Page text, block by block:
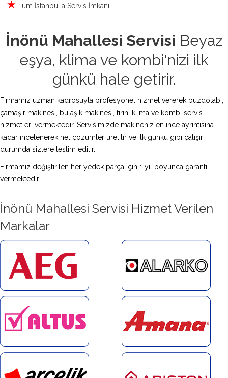
Tüm İstanbul'a Servis İmkanı
İnönü Mahallesi Servisi Beyaz
eşya, klima ve kombi'nizi ilk
günkü hale getirir.
Firmamız uzman kadrosuyla profesyonel hizmet vererek buzdolabı,
çamaşır makinesi, bulaşık makinesi, fırın, klima ve kombi servis
hizmetleri vermektedir. Servisimizde makineniz en ince ayrıntısına
kadar incelenerek net çözümler üretilir ve ilk günkü gibi çalışır
durumda sizlere teslim edilir.
Firmamız değiştirilen her yedek parça için 1 yıl boyunca garanti
vermektedir.
İnönü Mahallesi Servisi Hizmet Verilen
Markalar